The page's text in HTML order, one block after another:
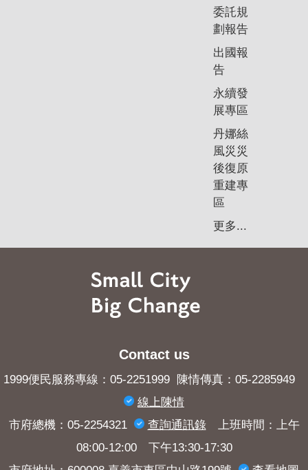
委託規
劃報告
出國報
告
永續發
展專區
丹娜絲
風災災
後復原
重建專
區
更多...
Contact us
1999便民服務專線：05-2251999 陳情傳真：05-2285949
線上陳情
市府總機：05-2254321
查詢​通訊錄上班時間：上午
08:00-12:00 下午13:30-17:30